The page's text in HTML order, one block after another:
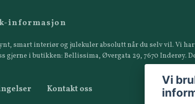
informasjon
smart interiør og julekuler absolutt når du selv vil. Vi
i butikken: Bellissima, Øvergata 29, 7670 Inderøy.
Kontakt oss
Vi